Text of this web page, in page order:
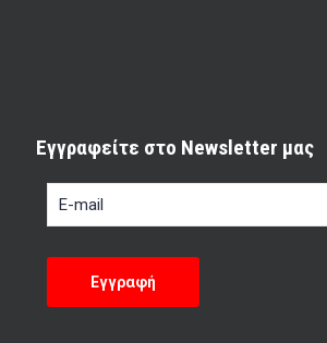
Εγγραφείτε στο Newsletter μας